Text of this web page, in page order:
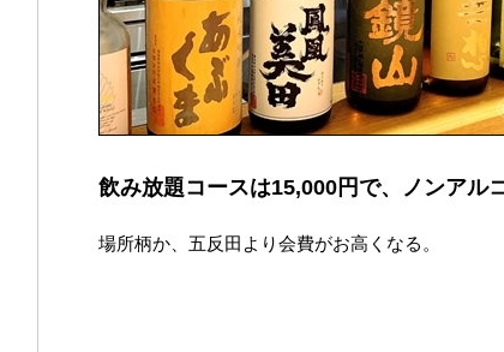
飲み放題コースは15,000円で、ノンアル
場所柄か、五反田より会費がお高くなる。